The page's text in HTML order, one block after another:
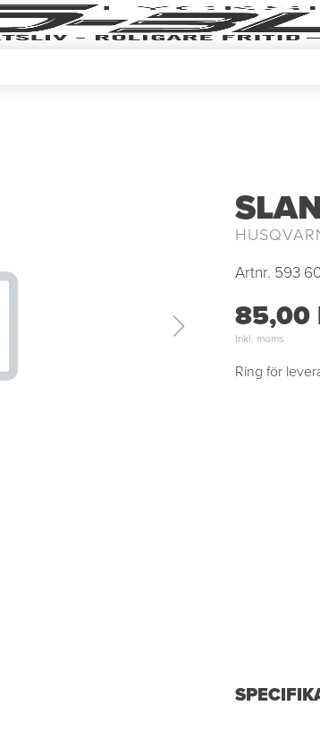
Artnr. 593
85,00
Inkl. moms
Ring för